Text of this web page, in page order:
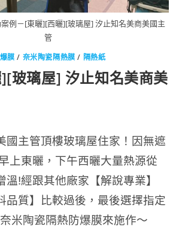
例－[東曬][西曬][玻璃屋] 汐止知名美商美國主
管
膜 / 奈米陶瓷隔熱膜 / 隔熱紙
玻璃屋] 汐止知名美商美
國主管頂樓玻璃屋住家！ 因無遮
上東曬，下午西曬大量熱源從
溫!經跟其他廠家【解說專業】
品質】比較過後，最後選擇指定
米陶瓷隔熱防爆膜來施作～